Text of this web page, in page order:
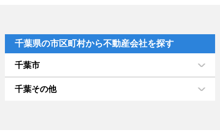
千葉県の市区町村から不動産会社を探す
千葉市
千葉その他